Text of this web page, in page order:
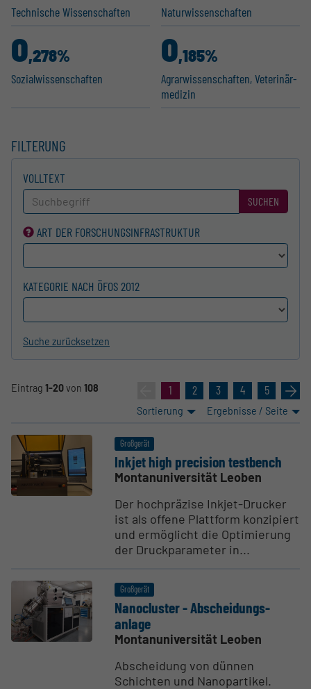
Technische Wissen­schaften Natur­wis­sen­schaften
Sozial­wis­sen­schaften
0,278%
Agrar­wis­sen­schaften, Veteri­när­
m­e­dizin
0,185%
FILTERUNG
VOLLTEXT
SUCHEN
ART DER FORSCHUNGS­INFRASTRUKTUR
KATEGORIE NACH ÖFOS 2012
Suche zurücksetzen
Eintrag 1-20von 108 1 2 3 4 5 »
Sortierung Ergebnisse / Seite
Großgerät
Inkjet high precision testbench
Montanuniversität Leoben
Der hochpräzise Inkjet-Drucker
ist als offene Plattform konzipiert
und ermöglicht die Optimierung
der Druckparameter in...
Großgerät
Nanocluster - Abschei­dungs­
anlage
Montanuniversität Leoben
Abscheidung von dünnen
Schichten und Nanopartikel.